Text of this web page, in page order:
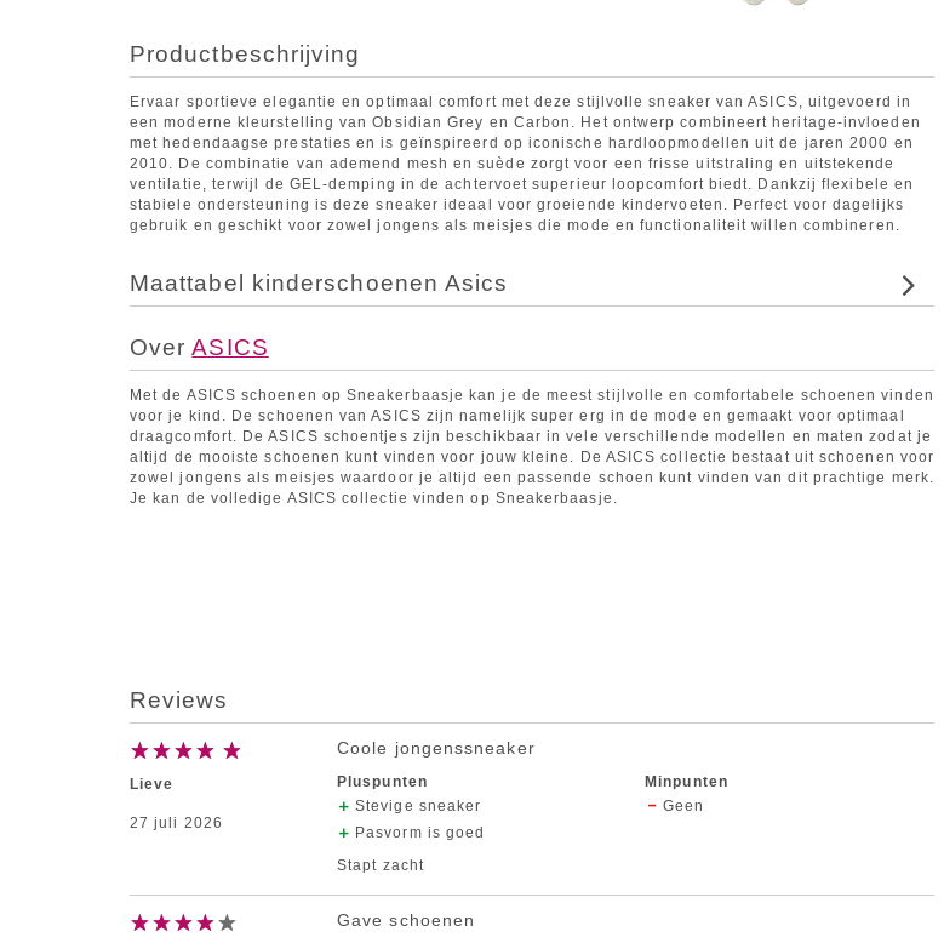
Productbeschrijving
Ervaar sportieve elegantie en optimaal comfort met deze stijlvolle sneaker van ASICS, uitgevoerd in
een moderne kleurstelling van Obsidian Grey en Carbon. Het ontwerp combineert heritage-invloeden
met hedendaagse prestaties en is geïnspireerd op iconische hardloopmodellen uit de jaren 2000 en
2010. De combinatie van ademend mesh en suède zorgt voor een frisse uitstraling en uitstekende
ventilatie, terwijl de GEL-demping in de achtervoet superieur loopcomfort biedt. Dankzij flexibele en
stabiele ondersteuning is deze sneaker ideaal voor groeiende kindervoeten. Perfect voor dagelijks
gebruik en geschikt voor zowel jongens als meisjes die mode en functionaliteit willen combineren.
Maattabel kinderschoenen Asics
OverASICS
Met de ASICS schoenen op Sneakerbaasje kan je de meest stijlvolle en comfortabele schoenen vinden
voor je kind. De schoenen van ASICS zijn namelijk super erg in de mode en gemaakt voor optimaal
draagcomfort. De ASICS schoentjes zijn beschikbaar in vele verschillende modellen en maten zodat je
altijd de mooiste schoenen kunt vinden voor jouw kleine. De ASICS collectie bestaat uit schoenen voor
zowel jongens als meisjes waardoor je altijd een passende schoen kunt vinden van dit prachtige merk.
Je kan de volledige ASICS collectie vinden op Sneakerbaasje.
Reviews
Lieve
27 juli 2026
Coole jongenssneaker
Pluspunten
Stevige sneaker
Pasvorm is goed
Minpunten
Geen
Stapt zacht
Gave schoenen